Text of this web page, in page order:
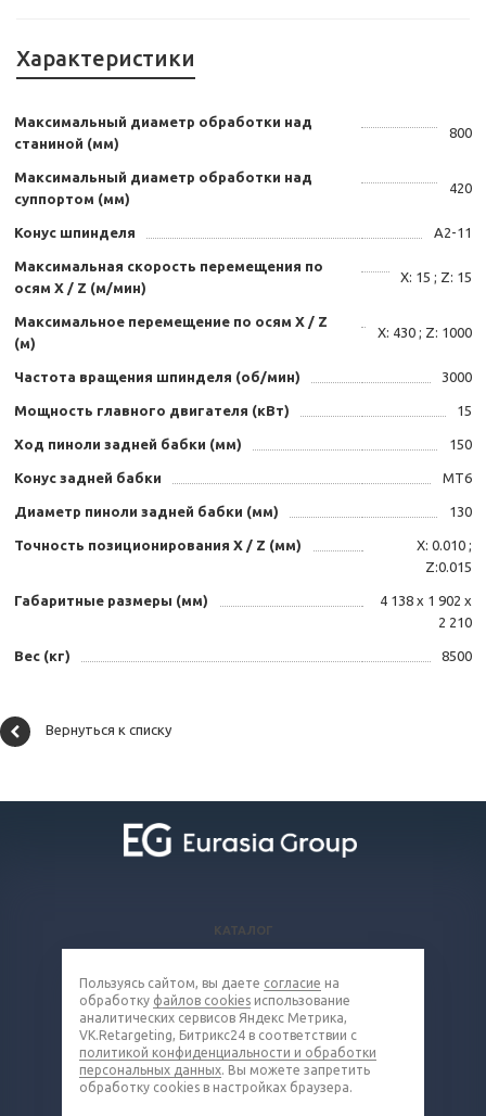
Характеристики
Максимальный диаметр обработки над
станиной (мм)
800
Максимальный диаметр обработки над
суппортом (мм)
420
Конус шпинделя А2-11
Максимальная скорость перемещения по
осям Х / Z (м/мин)
Х: 15 ; Z: 15
Максимальное перемещение по осям Х / Z
(м)
Х: 430 ; Z: 1000
Частота вращения шпинделя (об/мин) 3000
Мощность главного двигателя (кВт) 15
Ход пиноли задней бабки (мм) 150
Конус задней бабки МТ6
Диаметр пиноли задней бабки (мм) 130
Точность позиционирования Х / Z (мм)
Х: 0.010 ;
Z:0.015
Габаритные размеры (мм)
4 138 х 1 902 х
2 210
Вес (кг) 8500
Вернуться к списку
КАТАЛОГ
КОМПАНИЯ
КОНТАКТЫ
8 (800) 302-16-85
metall@eq-mail.ru
Пользуясь сайтом, вы даете согласие на
обработку файлов cookies использование
аналитических сервисов Яндекс Метрика,
VK.Retargeting, Битрикс24 в соответствии с
политикой конфиденциальности и обработки
персональных данных. Вы можете запретить
обработку cookies в настройках браузера.